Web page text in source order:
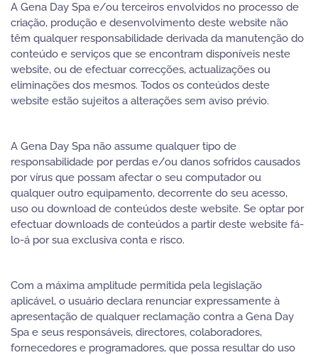
A Gena Day Spa e/ou terceiros envolvidos no processo de
criação, produção e desenvolvimento deste website não
têm qualquer responsabilidade derivada da manutenção do
conteúdo e serviços que se encontram disponíveis neste
website, ou de efectuar correcções, actualizações ou
eliminações dos mesmos. Todos os conteúdos deste
website estão sujeitos a alterações sem aviso prévio.
A Gena Day Spa não assume qualquer tipo de
responsabilidade por perdas e/ou danos sofridos causados
por vírus que possam afectar o seu computador ou
qualquer outro equipamento, decorrente do seu acesso,
uso ou download de conteúdos deste website. Se optar por
efectuar downloads de conteúdos a partir deste website fá-
lo-á por sua exclusiva conta e risco.
Com a máxima amplitude permitida pela legislação
aplicável, o usuário declara renunciar expressamente à
apresentação de qualquer reclamação contra a Gena Day
Spa e seus responsáveis, directores, colaboradores,
fornecedores e programadores, que possa resultar do uso